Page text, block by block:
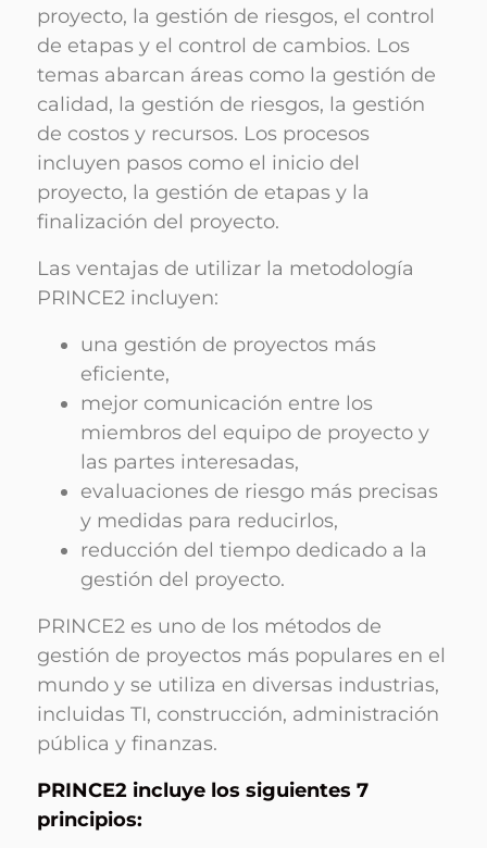
proyecto, la gestión de riesgos, el control
de etapas y el control de cambios. Los
temas abarcan áreas como la gestión de
calidad, la gestión de riesgos, la gestión
de costos y recursos. Los procesos
incluyen pasos como el inicio del
proyecto, la gestión de etapas y la
finalización del proyecto.
Las ventajas de utilizar la metodología
PRINCE2 incluyen:
una gestión de proyectos más
eficiente,
mejor comunicación entre los
miembros del equipo de proyecto y
las partes interesadas,
evaluaciones de riesgo más precisas
y medidas para reducirlos,
reducción del tiempo dedicado a la
gestión del proyecto.
PRINCE2 es uno de los métodos de
gestión de proyectos más populares en el
mundo y se utiliza en diversas industrias,
incluidas TI, construcción, administración
pública y finanzas.
PRINCE2 incluye los siguientes 7
principios: